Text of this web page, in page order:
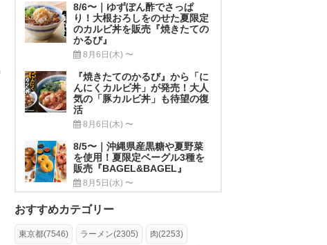
8/6〜｜ゆずぽん酢でさっぱ
り！大根おろしをのせた夏限定
のカルビ丼を販売『焼きたての
かるび』
8月6日(木) 〜
『焼きたてのかるび』から「に
んにくカルビ丼」が発売！大人
気の「豚カルビ丼」も待望の復
活
8月6日(木) 〜
8/5〜｜沖縄県産黒糖や夏野菜
を使用！夏限定ベーグル3種を
販売『BAGEL&BAGEL』
8月5日(水) 〜
おすすめカテゴリー
東京都(7546) ラーメン(2305) 肉(2253)